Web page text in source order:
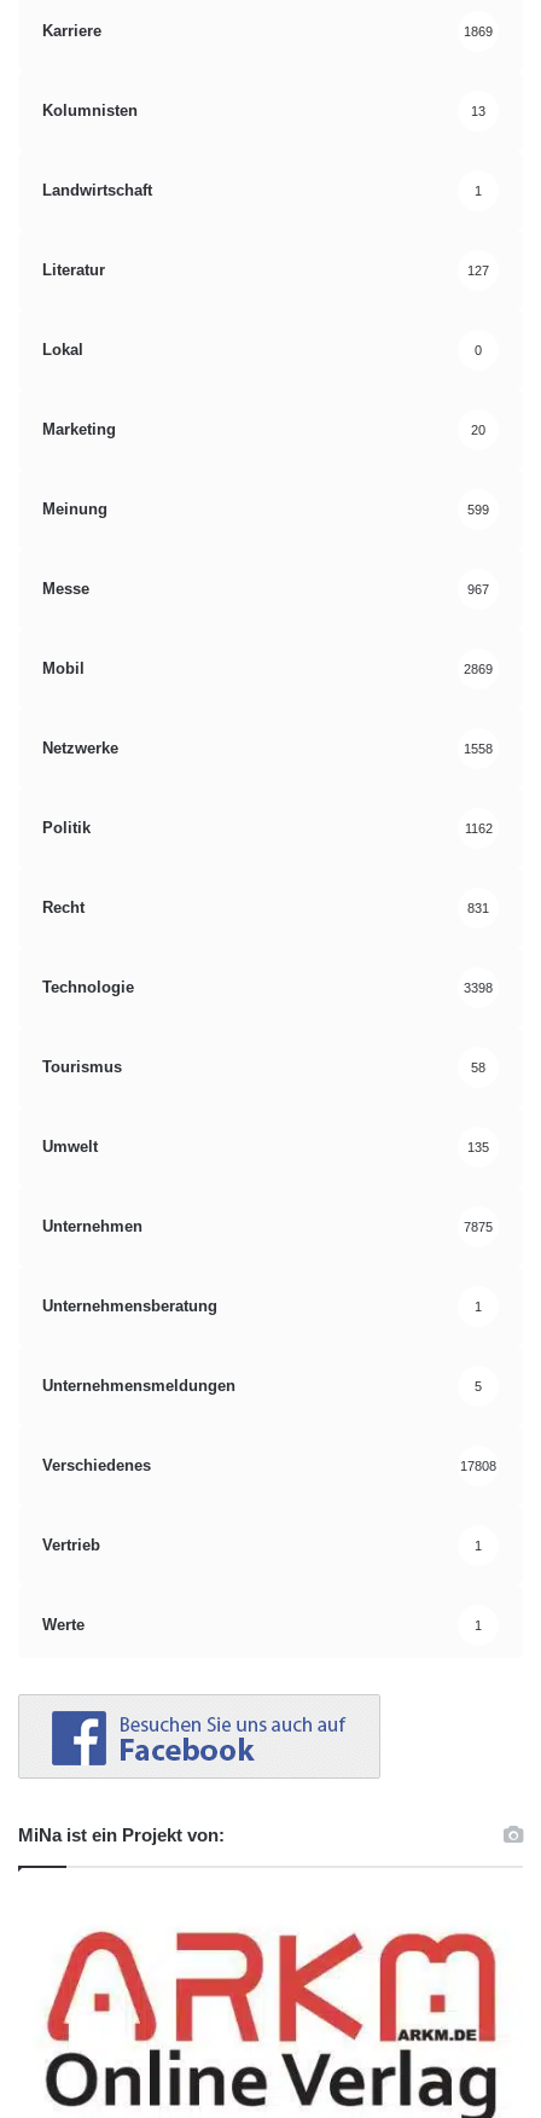
Karriere 1869
Kolumnisten 13
Landwirtschaft 1
Literatur 127
Lokal 0
Marketing 20
Meinung 599
Messe 967
Mobil 2869
Netzwerke 1558
Politik 1162
Recht 831
Technologie 3398
Tourismus 58
Umwelt 135
Unternehmen 7875
Unternehmensberatung 1
Unternehmensmeldungen 5
Verschiedenes 17808
Vertrieb 1
Werte 1
MiNa ist ein Projekt von: